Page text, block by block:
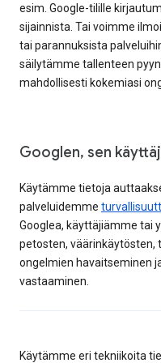
esim. Google-tilille
sijainnista. Tai voimme
tai parannuksista
säilytämme tallenteen
mahdollisesti kokemiasi
Googlen, sen
Käytämme tietoja
palveluidemme
Googlea, käyttäjiämme tai
petosten, väärinkäytösten,
ongelmien havaitseminen
vastaaminen.
Käytämme eri tekniikoita